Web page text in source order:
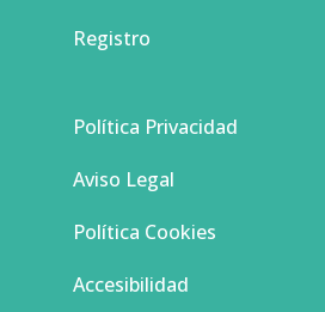
Registro
Política Privacidad
Aviso Legal
Política Cookies
Accesibilidad